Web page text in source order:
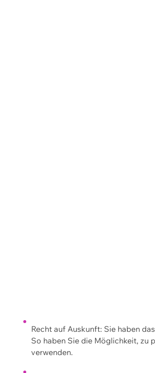
Recht auf Auskunft: Sie haben
So haben Sie die Möglichkeit, zu
verwenden.